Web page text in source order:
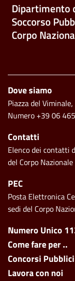
Dipartimento
Soccorso
Corpo
Footer side
Numero Unico
Come fare per ..
Concorsi Pubblici
Lavora con noi
Footer
Dove siamo
Piazza del
Numero +39 06
Contatti
Elenco dei contatti
del Corpo
PEC
Posta Elettronica
sedi del Corpo